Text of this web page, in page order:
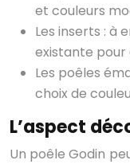
et couleurs
Les inserts : à
existante
Les poêles
choix de
L’aspect
Un poêle Godin